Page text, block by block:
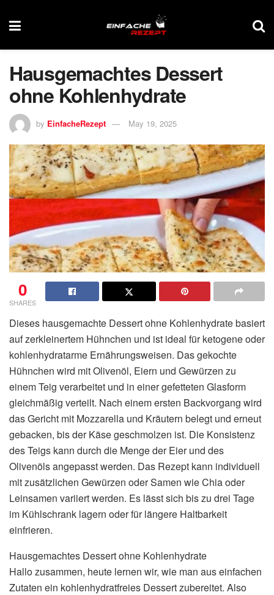
Hausgemachtes Dessert
ohne Kohlenhydrate
by EinfacheRezept May 19, 2025
0
SHARES
Dieses hausgemachte Dessert ohne Kohlenhydrate basiert
auf zerkleinertem Hühnchen und ist ideal für ketogene oder
kohlenhydratarme Ernährungsweisen. Das gekochte
Hühnchen wird mit Olivenöl, Eiern und Gewürzen zu
einem Teig verarbeitet und in einer gefetteten Glasform
gleichmäßig verteilt. Nach einem ersten Backvorgang wird
das Gericht mit Mozzarella und Kräutern belegt und erneut
gebacken, bis der Käse geschmolzen ist. Die Konsistenz
des Teigs kann durch die Menge der Eier und des
Olivenöls angepasst werden. Das Rezept kann individuell
mit zusätzlichen Gewürzen oder Samen wie Chia oder
Leinsamen variiert werden. Es lässt sich bis zu drei Tage
im Kühlschrank lagern oder für längere Haltbarkeit
einfrieren.
Hausgemachtes Dessert ohne Kohlenhydrate
Hallo zusammen, heute lernen wir, wie man aus einfachen
Zutaten ein kohlenhydratfreies Dessert zubereitet. Also